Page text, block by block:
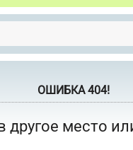
ОШИБКА 404!
место